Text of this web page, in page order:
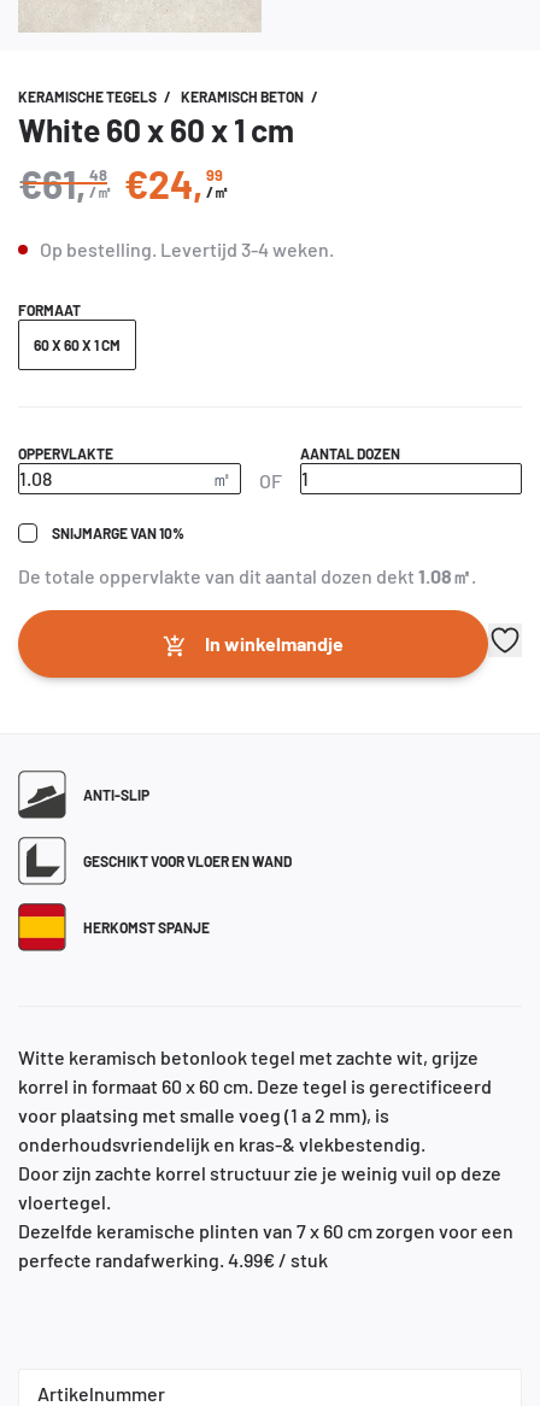
KERAMISCHE TEGELS / KERAMISCH BETON /
White 60 x 60 x 1 cm
Normale prijs
€61,48
/㎡
€24, 99
/㎡
Op bestelling. Levertijd 3-4 weken.
FORMAAT
60 X 60 X 1 CM
OPPERVLAKTE
OF
AANTAL DOZEN
SNIJMARGE VAN 10%
De totale oppervlakte van dit aantal dozen dekt 1.08㎡.
In winkelmandje
ANTI-SLIP
GESCHIKT VOOR VLOER EN WAND
HERKOMST SPANJE
Witte keramisch betonlook tegel met zachte wit, grijze
korrel in formaat 60 x 60 cm. Deze tegel is gerectificeerd
voor plaatsing met smalle voeg (1 a 2 mm), is
onderhoudsvriendelijk en kras-& vlekbestendig.
Door zijn zachte korrel structuur zie je weinig vuil op deze
vloertegel.
Dezelfde keramische plinten van 7 x 60 cm zorgen voor een
perfecte randafwerking. 4.99€ / stuk
Artikelnummer